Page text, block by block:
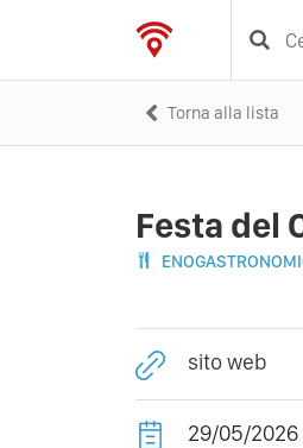
Torna alla lista
Festa del
sito web
29/05/